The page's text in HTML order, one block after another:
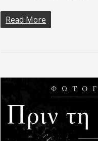
Read More